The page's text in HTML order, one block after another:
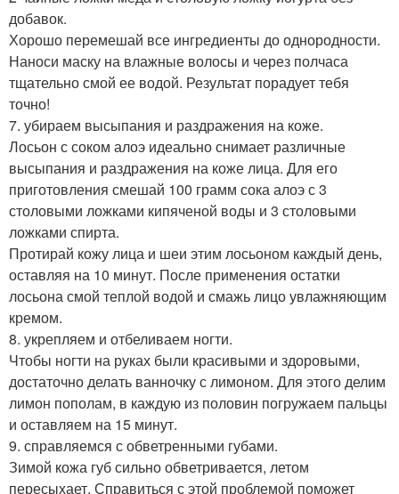
добавок.
Хорошо перемешай все ингредиенты до однородности.
Наноси маску на влажные волосы и через полчаса
тщательно смой ее водой. Результат порадует тебя
точно!
7. убираем высыпания и раздражения на коже.
Лосьон с соком алоэ идеально снимает различные
высыпания и раздражения на коже лица. Для его
приготовления смешай 100 грамм сока алоэ с 3
столовыми ложками кипяченой воды и 3 столовыми
ложками спирта.
Протирай кожу лица и шеи этим лосьоном каждый день,
оставляя на 10 минут. После применения остатки
лосьона смой теплой водой и смажь лицо увлажняющим
кремом.
8. укрепляем и отбеливаем ногти.
Чтобы ногти на руках были красивыми и здоровыми,
достаточно делать ванночку с лимоном. Для этого делим
лимон пополам, в каждую из половин погружаем пальцы
и оставляем на 15 минут.
9. справляемся с обветренными губами.
Зимой кожа губ сильно обветривается, летом
пересыхает. Справиться с этой проблемой поможет